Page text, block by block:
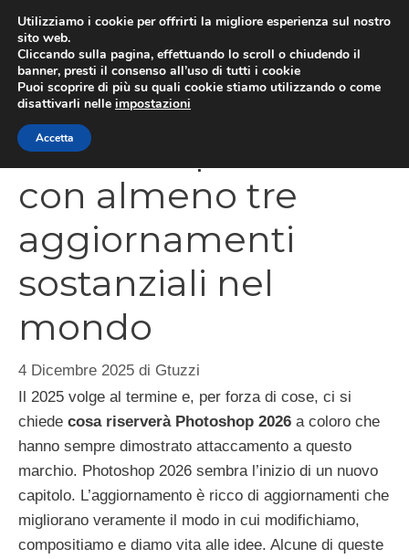
contenuto
Photoshop 2026
con almeno tre
aggiornamenti
sostanziali nel
mondo
4 Dicembre 2025 di Gtuzzi
Il 2025 volge al termine e, per forza di cose, ci si
chiede cosa riserverà Photoshop 2026 a coloro che
hanno sempre dimostrato attaccamento a questo
marchio. Photoshop 2026 sembra l’inizio di un nuovo
capitolo. L’aggiornamento è ricco di aggiornamenti che
migliorano veramente il modo in cui modifichiamo,
compositiamo e diamo vita alle idee. Alcune di queste
Utilizziamo i cookie per offrirti la migliore esperienza sul nostro
sito web.
Cliccando sulla pagina, effettuando lo scroll o chiudendo il
banner, presti il consenso all’uso di tutti i cookie
Puoi scoprire di più su quali cookie stiamo utilizzando o come
disattivarli nelle impostazioni
Accetta